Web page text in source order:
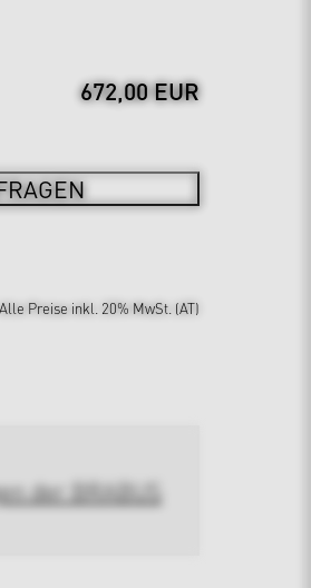
672,00 EUR
Alle Preise inkl. 20% MwSt. (AT)
der BRABUS